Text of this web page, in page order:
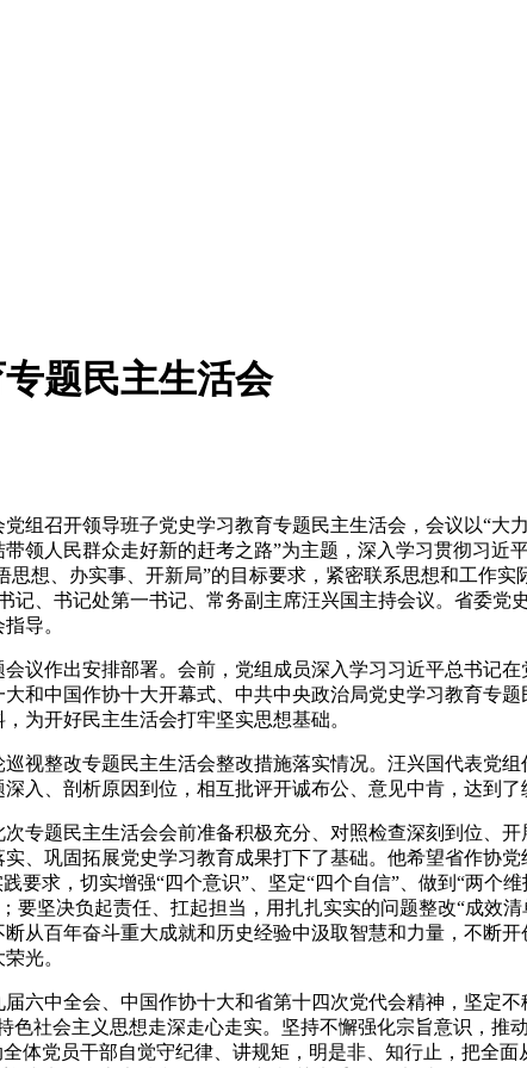
题民主生活会
党组召开领导班子党史学习教育专题民主生活会，会议以“大
领人民群众走好新的赶考之路”为主题，深入学习贯彻习近
想、办实事、开新局”的目标要求，紧密联系思想和工作
记、书记处第一书记 常务副主席汪兴国主持会议。省委党
导。
议作出安排部署。会前，党组成员深入学习习近平总书记
和中国作协十大开幕式、中共中央政治局党史学习教育专题
为开好民主生活会打牢坚实思想基础。
视整改专题民主生活会整改措施落实情况。 汪兴国代表党组
入、剖析原因到位，相互批评开诚布公、意见中肯， 达到了
专题民主生活会会前准备积极充分、对照检查深刻到位、
、巩固拓展党史学习教育成果打下了基础。他希望省作协
求，切实增强“四个意识”、坚定“四个自信”、做到“两个
要坚决负起责任、扛起担当，用扎扎实实的问题整改“成效
从百年奋斗重大成就和历史经验中汲取智慧和力量，不断开
光。
六中全会、中国作协十大和省第十四次党代会精神， 坚定不
社会主义思想走深走心走实。坚持不懈强化宗旨意识，推
全体党员干部自觉守纪律、讲规矩，明是非、知行止，把全面